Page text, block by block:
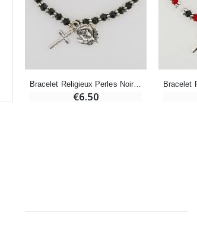
€4.90
Bracelet Religieux Perles Noires - Médaille et Croix de Lourdes
€6.50